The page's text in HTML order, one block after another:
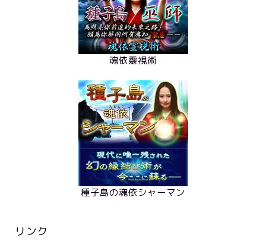
魂依靈視術
種子島の魂依シャーマン
リンク